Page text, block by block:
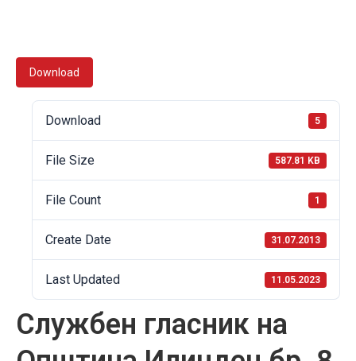
Download
Download 5
File Size 587.81 KB
File Count 1
Create Date 31.07.2013
Last Updated 11.05.2023
Службен гласник на